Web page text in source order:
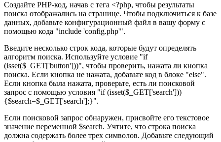
Создайте PHP-код, начав с тега <?php, чтобы результаты
поиска отображались на странице. Чтобы подключиться к базе
данных, добавьте конфигурационный файл в вашу форму с
помощью кода "include 'config.php'".
Введите несколько строк кода, которые будут определять
алгоритм поиска. Используйте условие "if
(isset($_GET['button']))", чтобы проверить, нажата ли кнопка
поиска. Если кнопка не нажата, добавьте код в блоке "else".
Если кнопка была нажата, проверьте, есть ли поисковой
запрос с помощью условия "if (isset($_GET['search']))
{$search=$_GET['search'];}".
Если поисковой запрос обнаружен, присвойте его текстовое
значение переменной $search. Учтите, что строка поиска
должна содержать более трех символов. Добавьте следующий